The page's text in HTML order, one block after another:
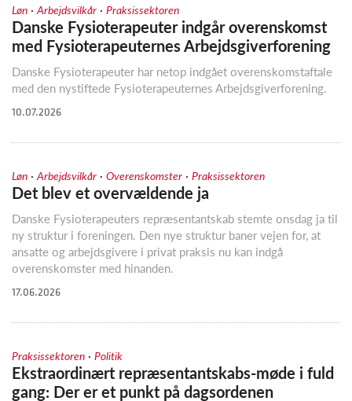
Løn · Arbejdsvilkår · Praksissektoren
Danske Fysioterapeuter indgår overenskomst
med Fysioterapeuternes Arbejdsgiverforening
Danske Fysioterapeuter har netop indgået overenskomstaftale
med den nystiftede Fysioterapeuternes Arbejdsgiverforening.
10.07.2026
Løn · Arbejdsvilkår · Overenskomster · Praksissektoren
Det blev et overvældende ja
Danske Fysioterapeuters repræsentantskab stemte onsdag ja til
ny struktur i foreningen. Den nye struktur baner vejen for, at
ansatte og arbejdsgivere i privat praksis nu kan indgå
overenskomster med hinanden.
17.06.2026
Praksissektoren · Politik
Ekstraordinært repræsentantskabs-møde i fuld
gang: Der er et punkt på dagsordenen